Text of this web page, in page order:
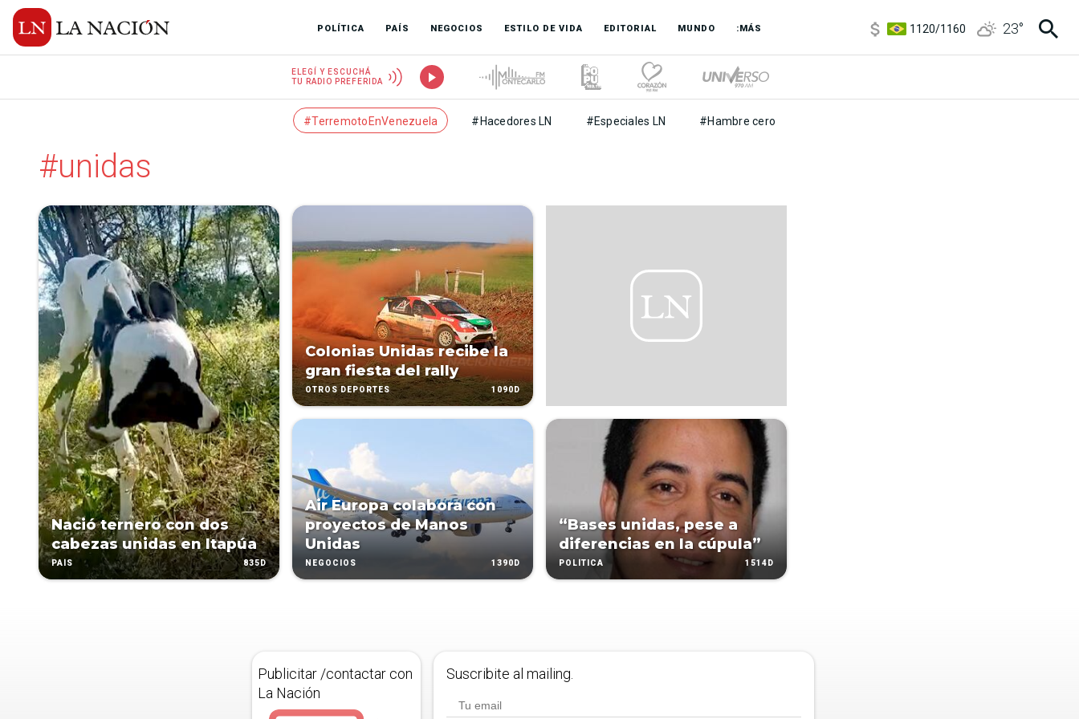
POLÍTICA PAÍS NEGOCIOS ESTILO DE VIDA EDITORIAL MUNDO :MÁS
1120/1160
23°
ELEGÍ Y ESCUCHÁ
TU RADIO PREFERIDA
#TerremotoEnVenezuela #Hacedores LN #Especiales LN #Hambre cero
#unidas
Nació ternero con dos
cabezas unidas en Itapúa
PAÍS 835D
Colonias Unidas recibe la
gran fiesta del rally
OTROS DEPORTES 1090D
Air Europa colabora con
proyectos de Manos
Unidas
NEGOCIOS 1390D
“Bases unidas, pese a
diferencias en la cúpula”
POLÍTICA 1514D
Publicitar /contactar con
La Nación
Suscribite al mailing.